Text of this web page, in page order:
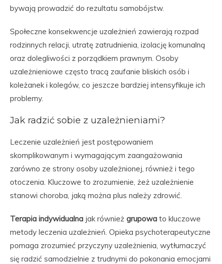
bywają prowadzić do rezultatu samobójstw.
Społeczne konsekwencje uzależnień zawierają rozpad
rodzinnych relacji, utratę zatrudnienia, izolację komunalną
oraz dolegliwości z porządkiem prawnym. Osoby
uzależnieniowe często tracą zaufanie bliskich osób i
koleżanek i kolegów, co jeszcze bardziej intensyfikuje ich
problemy.
Jak radzić sobie z uzależnieniami?
Leczenie uzależnień jest postępowaniem
skomplikowanym i wymagającym zaangażowania
zarówno ze strony osoby uzależnionej, również i tego
otoczenia. Kluczowe to zrozumienie, żeż uzależnienie
stanowi choroba, jaką można plus należy zdrowić.
Terapia indywidualna jak również grupowa to kluczowe
metody leczenia uzależnień. Opieka psychoterapeutyczne
pomaga zrozumieć przyczyny uzależnienia, wytłumaczyć
się radzić samodzielnie z trudnymi do pokonania emocjami